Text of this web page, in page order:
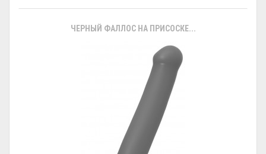
ЧЕРНЫЙ ФАЛЛОС НА ПРИСОСКЕ...